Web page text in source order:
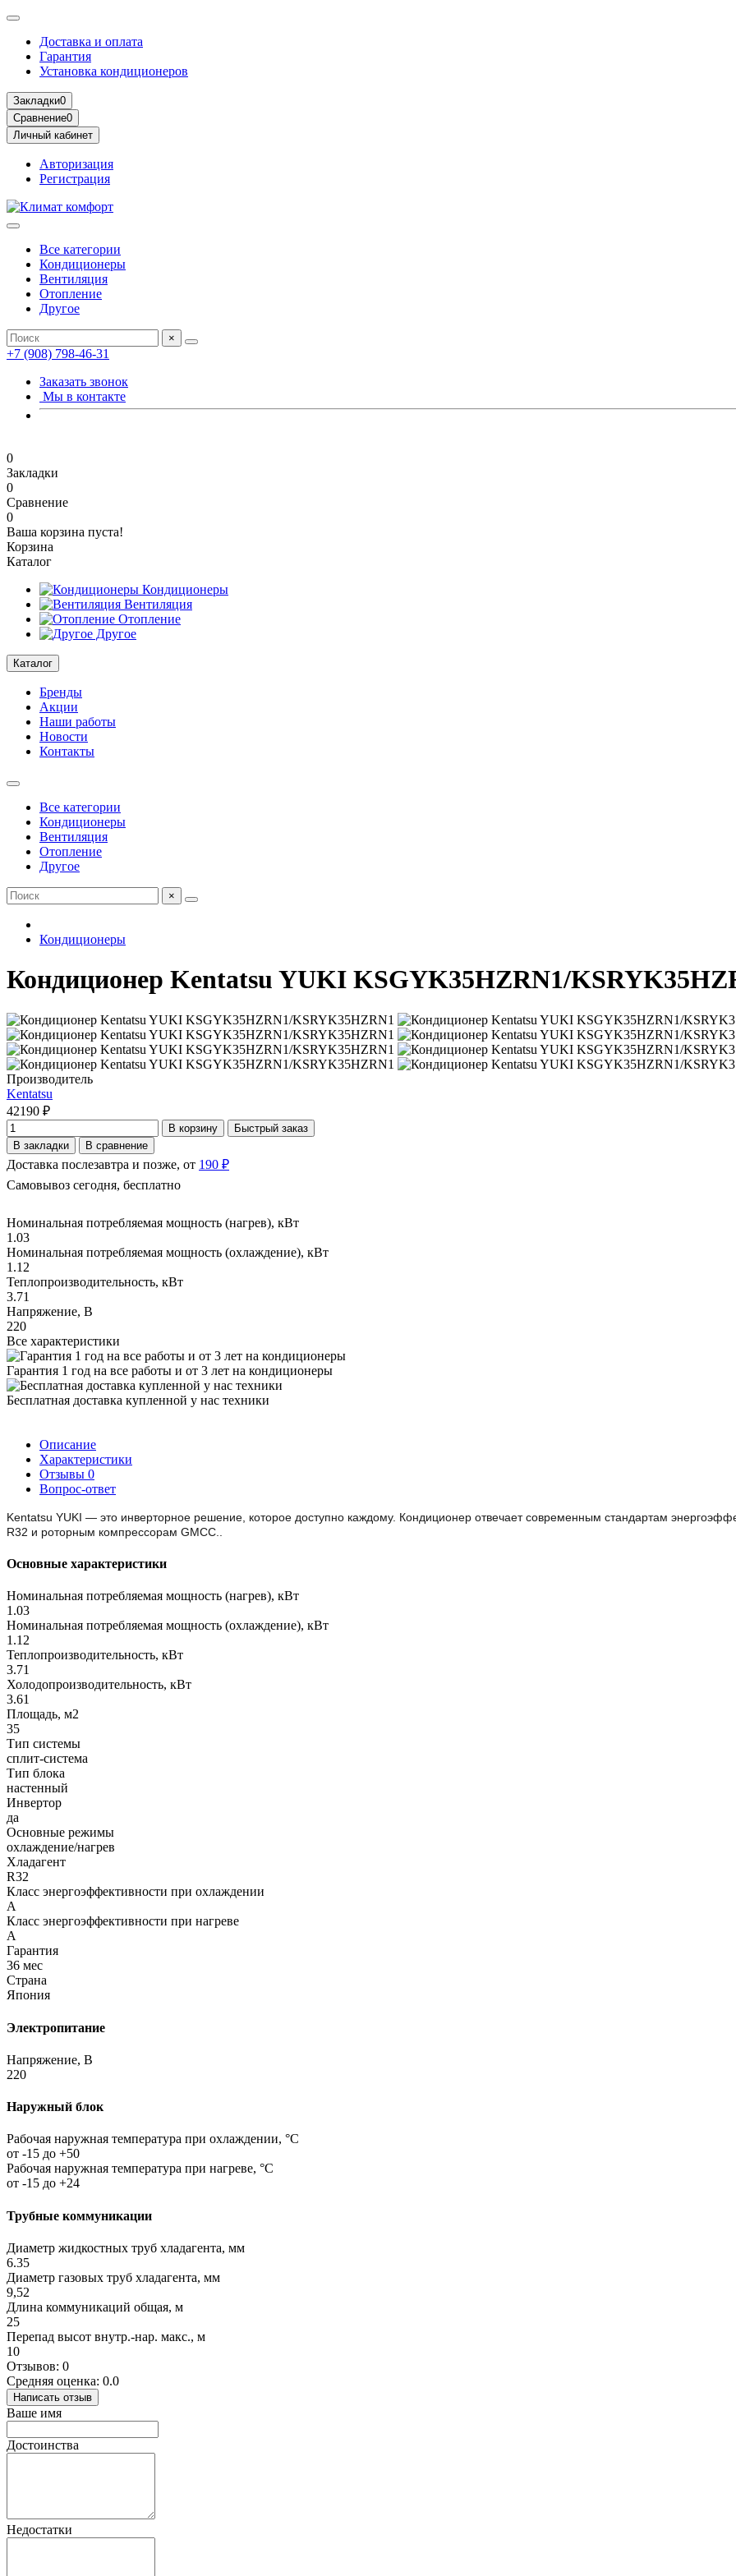
Доставка и оплата
Гарантия
Установка кондиционеров
Закладки0
Сравнение0
Личный кабинет
Авторизация
Регистрация
Все категории
Кондиционеры
Вентиляция
Отопление
Другое
×
+7 (908) 798-46-31
Заказать звонок
Мы в контакте
0
Закладки
0
Сравнение
0
Ваша корзина пуста!
Корзина
Каталог
Кондиционеры
Вентиляция
Отопление
Другое
Каталог
Бренды
Акции
Наши работы
Новости
Контакты
Все категории
Кондиционеры
Вентиляция
Отопление
Другое
×
Кондиционеры
Кондиционер Kentatsu YUKI KSGYK35HZRN1/
Производитель
Kentatsu
42190 ₽
В корзину
Быстрый заказ
В закладки
В сравнение
Доставка послезавтра и позже, от 190 ₽
Самовывоз сегодня, бесплатно
Номинальная потребляемая мощность (нагрев), кВт
1.03
Номинальная потребляемая мощность (охлаждение), кВт
1.12
Теплопроизводительность, кВт
3.71
Напряжение, В
220
Все характеристики
Гарантия 1 год на все работы и от 3 лет на кондиционеры
Бесплатная доставка купленной у нас техники
Описание
Характеристики
Отзывы 0
Вопрос-ответ
Kentatsu YUKI — это инверторное решение, которое доступно каждому. Кондиционер отвечает современным стандартам
R32 и роторным компрессорам GMCC.
Основные характеристики
Номинальная потребляемая мощность (нагрев), кВт
1.03
Номинальная потребляемая мощность (охлаждение), кВт
1.12
Теплопроизводительность, кВт
3.71
Холодопроизводительность, кВт
3.61
Площадь, м2
35
Тип системы
сплит-система
Тип блока
настенный
Инвертор
да
Основные режимы
охлаждение/нагрев
Хладагент
R32
Класс энергоэффективности при охлаждении
A
Класс энергоэффективности при нагреве
A
Гарантия
36 мес
Страна
Япония
Электропитание
Напряжение, В
220
Наружный блок
Рабочая наружная температура при охлаждении, °C
от -15 до +50
Рабочая наружная температура при нагреве, °C
от -15 до +24
Трубные коммуникации
Диаметр жидкостных труб хладагента, мм
6.35
Диаметр газовых труб хладагента, мм
9,52
Длина коммуникаций общая, м
25
Перепад высот внутр.-нар. макс., м
10
Отзывов: 0
Средняя оценка: 0.0
Написать отзыв
Ваше имя
Достоинства
Недостатки